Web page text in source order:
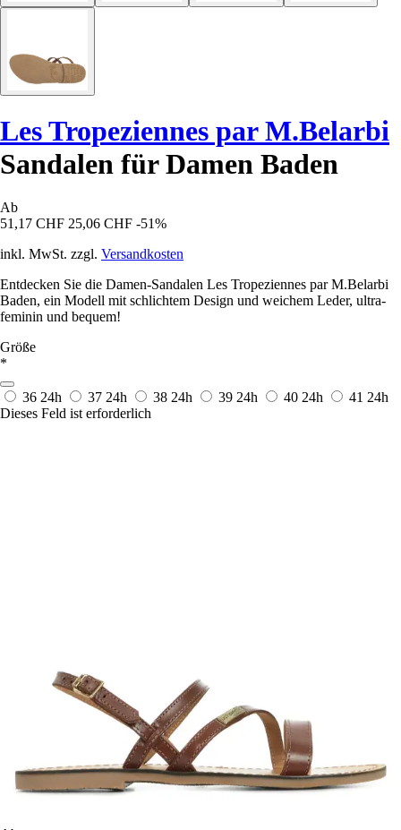
Les Tropeziennes par M.Belarbi
Sandalen für Damen Baden
Ab
51,17 CHF 25,06 CHF -51%
inkl. MwSt. zzgl. Versandkosten
Entdecken Sie die Damen-Sandalen Les Tropeziennes par M.Belarbi
Baden, ein Modell mit schlichtem Design und weichem Leder, ultra-
feminin und bequem!
Größe
*
36 24h 37 24h 38 24h 39 24h 40 24h 41 24h
Dieses Feld ist erforderlich